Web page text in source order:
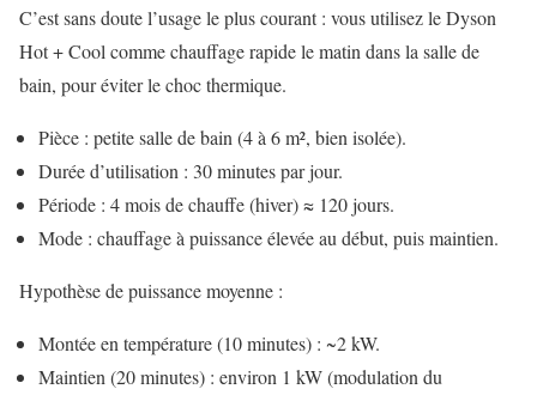
C’est sans doute l’usage le plus courant : vous utilisez le Dyson
Hot + Cool comme chauffage rapide le matin dans la salle de
bain, pour éviter le choc thermique.
Pièce : petite salle de bain (4 à 6 m², bien isolée).
Durée d’utilisation : 30 minutes par jour.
Période : 4 mois de chauffe (hiver) ≈ 120 jours.
Mode : chauffage à puissance élevée au début, puis maintien.
Hypothèse de puissance moyenne :
Montée en température (10 minutes) : ~2 kW.
Maintien (20 minutes) : environ 1 kW (modulation du